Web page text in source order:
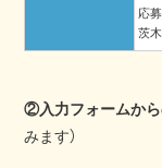
応
茨
②入力フォームか
みます）